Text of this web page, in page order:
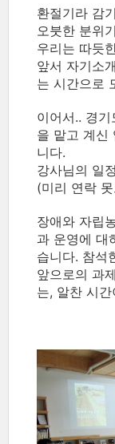
환절기라 감
오붓한 분위
우리는 따듯
앞서 자기소
는 시간으로
이어서.. 경
을 맡고 계신
니다.
강사님의 일
(미리 연락
장애와 자립
과 운영에 대
습니다. 참석
앞으로의 과
는, 알찬 시